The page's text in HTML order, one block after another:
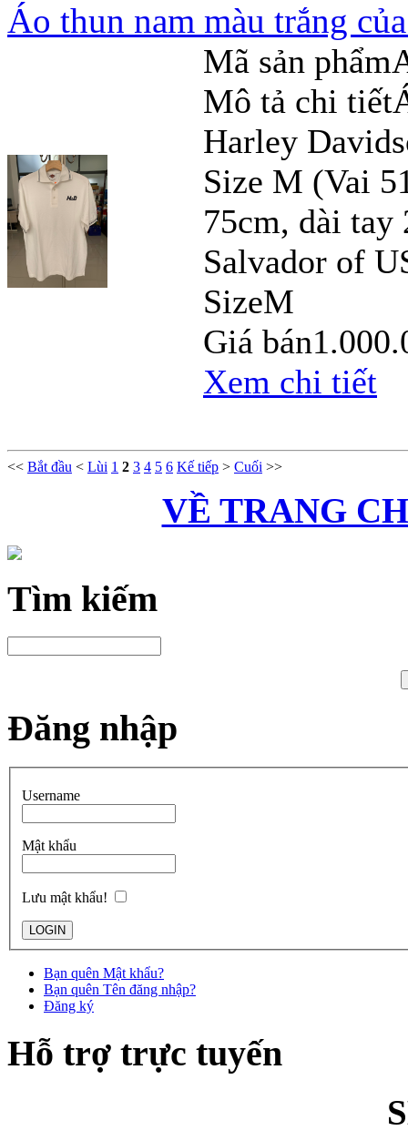
Áo thun nam màu trắng
Mã sản phẩm
Mô tả chi tiết
Harley
Size M (Vai
75cm, dài
Salvador of
SizeM
Giá bán
Xem chi tiết
<< Bắt đầu < Lùi 1 2 3 4 5 6 Kế tiếp > Cuối >>
VỀ TRANG
Tìm kiếm
Đăng nhập
Username
Mật khẩu
Lưu mật khẩu!
Bạn quên Mật khẩu?
Bạn quên Tên đăng nhập?
Đăng ký
Hỗ trợ trực tuyến